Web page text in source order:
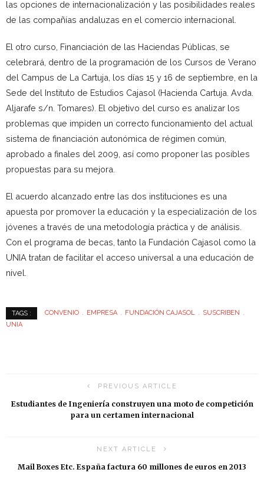
las opciones de internacionalización y las posibilidades reales
de las compañías andaluzas en el comercio internacional.
El otro curso, Financiación de las Haciendas Públicas, se
celebrará, dentro de la programación de los Cursos de Verano
del Campus de La Cartuja, los días 15 y 16 de septiembre, en la
Sede del Instituto de Estudios Cajasol (Hacienda Cartuja. Avda.
Aljarafe s/n. Tomares). El objetivo del curso es analizar los
problemas que impiden un correcto funcionamiento del actual
sistema de financiación autonómica de régimen común,
aprobado a finales del 2009, así como proponer las posibles
propuestas para su mejora.
El acuerdo alcanzado entre las dos instituciones es una
apuesta por promover la educación y la especialización de los
jóvenes a través de una metodología práctica y de análisis.
Con el programa de becas, tanto la Fundación Cajasol como la
UNIA tratan de facilitar el acceso universal a una educación de
nivel.
TAGS : CONVENIO EMPRESA FUNDACIÓN CAJASOL
SUSCRIBEN
UNIA
PREVIOUS ARTICLE
Estudiantes de Ingeniería construyen una moto de competición
para un certamen internacional
NEXT ARTICLE
Mail Boxes Etc. España factura 60 millones de euros en 2013